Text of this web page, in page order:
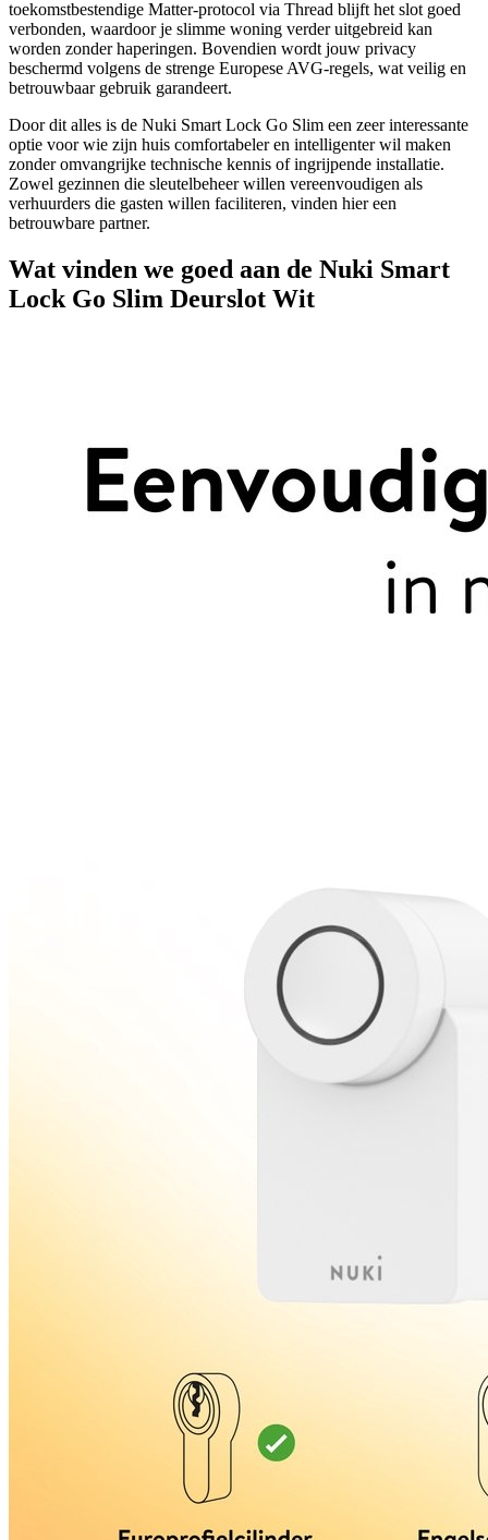
toekomstbestendige Matter-protocol via Thread blijft het slot goed
verbonden, waardoor je slimme woning verder uitgebreid kan
worden zonder haperingen. Bovendien wordt jouw privacy
beschermd volgens de strenge Europese AVG-regels, wat veilig en
betrouwbaar gebruik garandeert.
Door dit alles is de Nuki Smart Lock Go Slim een zeer interessante
optie voor wie zijn huis comfortabeler en intelligenter wil maken
zonder omvangrijke technische kennis of ingrijpende installatie.
Zowel gezinnen die sleutelbeheer willen vereenvoudigen als
verhuurders die gasten willen faciliteren, vinden hier een
betrouwbare partner.
Wat vinden we goed aan de Nuki Smart
Lock Go Slim Deurslot Wit